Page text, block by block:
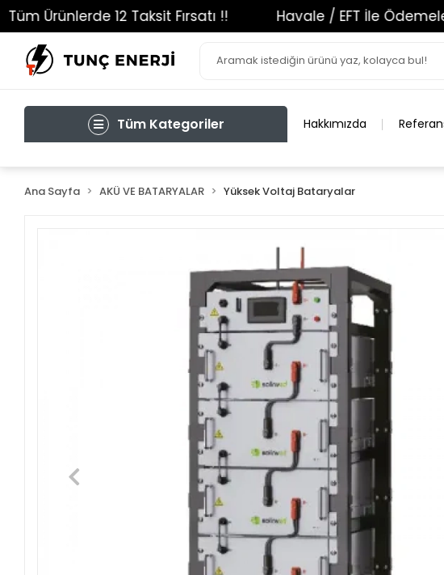
Ürünlerde 12 Taksit Fırsatı !! Havale / EFT İle
Tüm Kategoriler Hakkımızda
Ana Sayfa AKÜ VE BATARYALAR Yüksek Voltaj Bataryalar